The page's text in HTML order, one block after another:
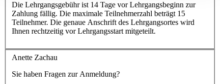
Die Lehrgangsgebühr ist 14 Tage vor Lehrgangsbeginn zur
Zahlung fällig. Die maximale Teilnehmerzahl beträgt 15
Teilnehmer. Die genaue Anschrift des Lehrgangsortes wird
Ihnen rechtzeitig vor Lehrgangsstart mitgeteilt.
Anette Zachau
Sie haben Fragen zur Anmeldung?